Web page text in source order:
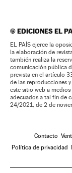
©EDICIONES EL
EL PAÍS ejerce la
la elaboración de
también realiza la
comunicación pública
prevista en el artículo
de las reproducciones
este sitio web a
adecuados a tal fin de
24/2021, de 2 de
Contacto
Política de privacidad